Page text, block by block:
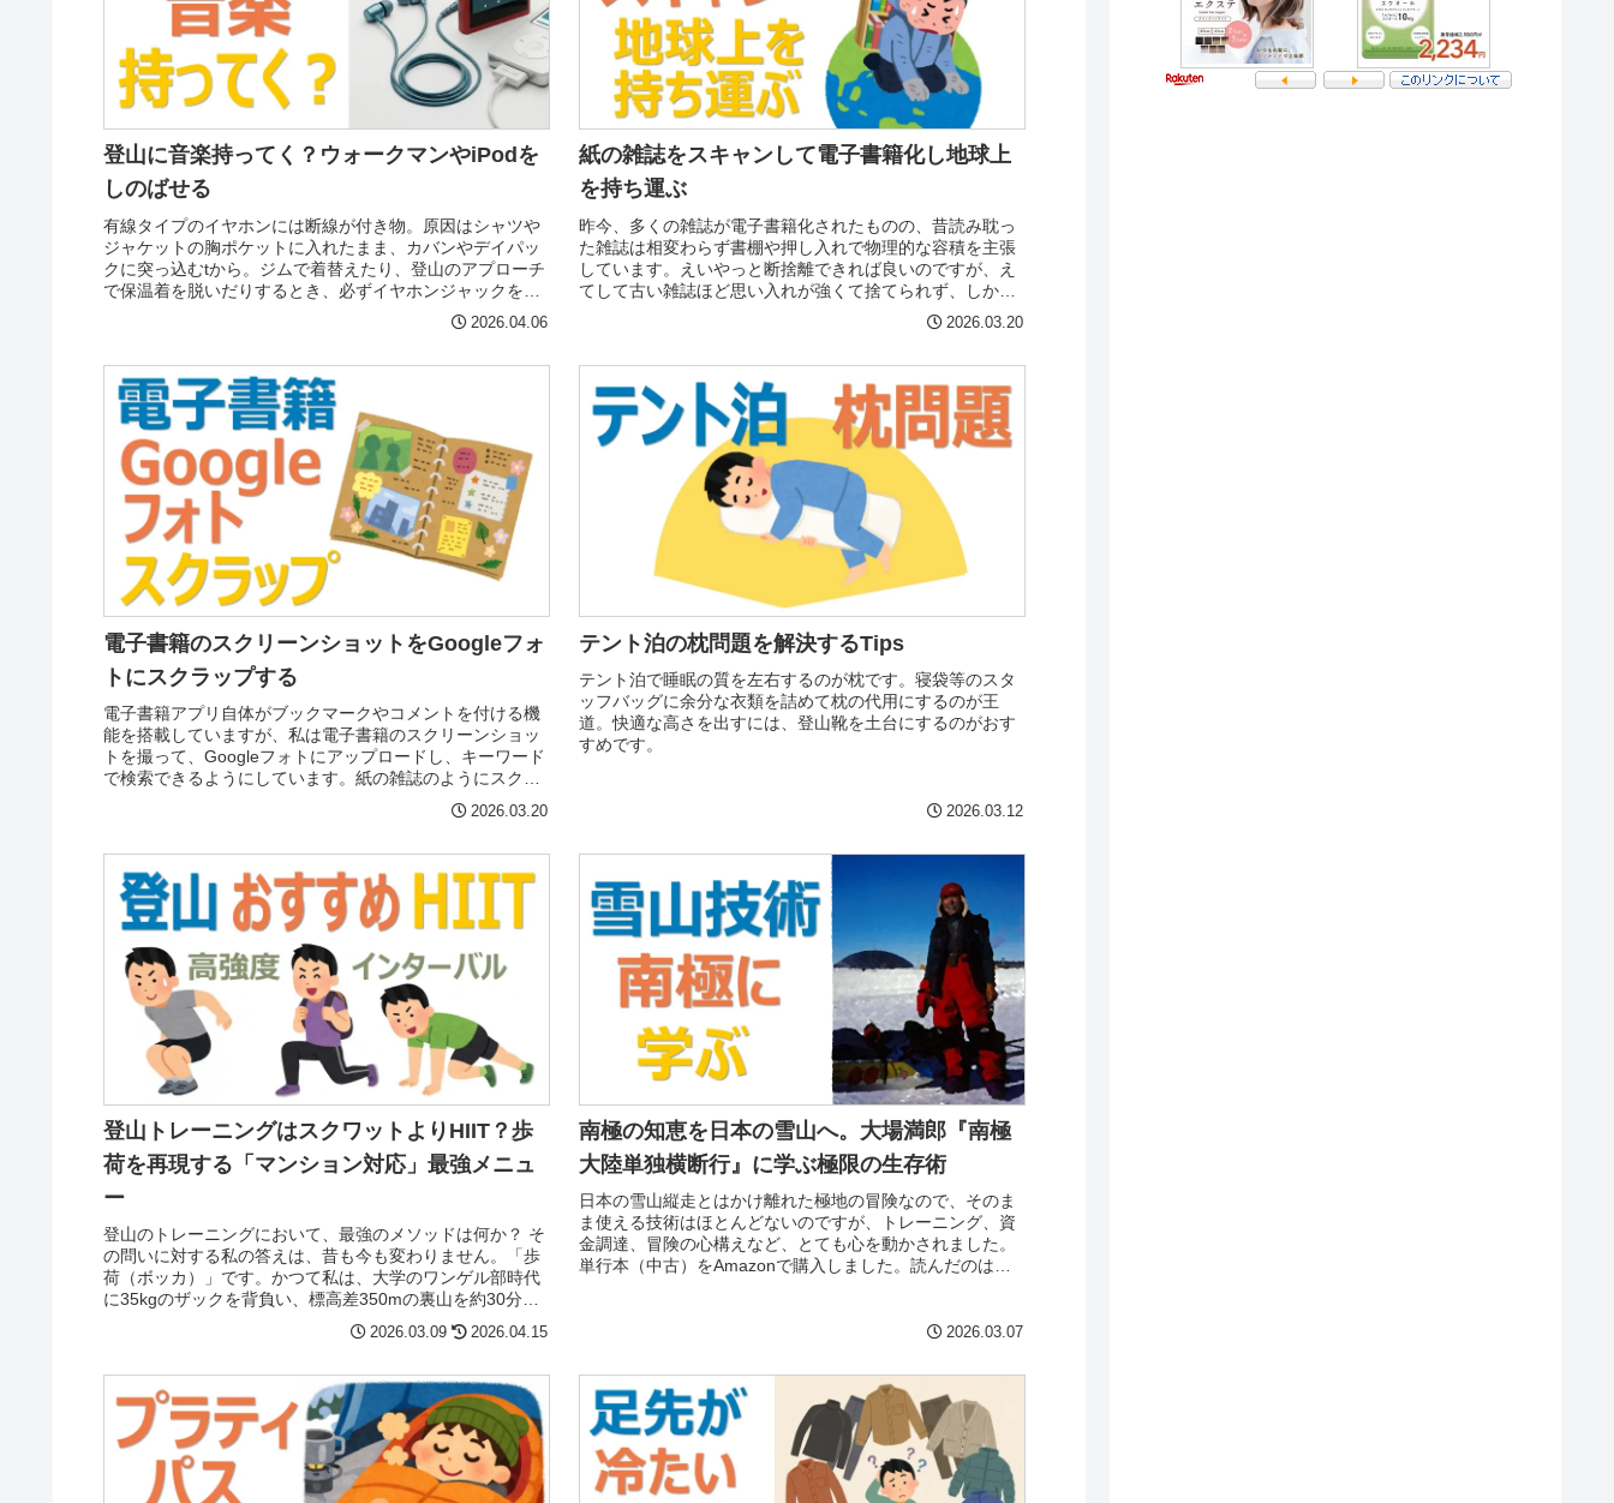
登山に音楽持ってく？ウォークマンやiPodを
しのばせる
有線タイプのイヤホンには断線が付き物。原因はシャツや
ジャケットの胸ポケットに入れたまま、カバンやデイパッ
クに突っ込むtから。ジムで着替えたり、登山のアプローチ
で保温着を脱いだりするとき、必ずイヤホンジャックを抜
2026.04.06
紙の雑誌をスキャンして電子書籍化し地球上
を持ち運ぶ
昨今、多くの雑誌が電子書籍化されたものの、昔読み耽っ
た雑誌は相変わらず書棚や押し入れで物理的な容積を主張
しています。えいやっと断捨離できれば良いのですが、え
てして古い雑誌ほど思い入れが強くて捨てられず、しかも
2026.03.20
電子書籍のスクリーンショットをGoogleフォ
トにスクラップする
電子書籍アプリ自体がブックマークやコメントを付ける機
能を搭載していますが、私は電子書籍のスクリーンショッ
トを撮って、Googleフォトにアップロードし、キーワード
で検索できるようにしています。紙の雑誌のようにスクラ
2026.03.20
テント泊の枕問題を解決するTips
テント泊で睡眠の質を左右するのが枕です。寝袋等のスタ
ッフバッグに余分な衣類を詰めて枕の代用にするのが王
道。快適な高さを出すには、登山靴を土台にするのがおす
すめです。
2026.03.12
登山トレーニングはスクワットよりHIIT？歩
荷を再現する「マンション対応」最強メニュ
ー
登山のトレーニングにおいて、最強のメソッドは何か？ そ
の問いに対する私の答えは、昔も今も変わりません。「歩
荷（ボッカ）」です。かつて私は、大学のワンゲル部時代
に35kgのザックを背負い、標高差350mの裏山を約30分で
2026.03.09 2026.04.15
南極の知恵を日本の雪山へ。大場満郎『南極
大陸単独横断行』に学ぶ極限の生存術
日本の雪山縦走とはかけ離れた極地の冒険なので、そのま
ま使える技術はほとんどないのですが、トレーニング、資
金調達、冒険の心構えなど、とても心を動かされました。
単行本（中古）をAmazonで購入しました。読んだのは
2026.03.07